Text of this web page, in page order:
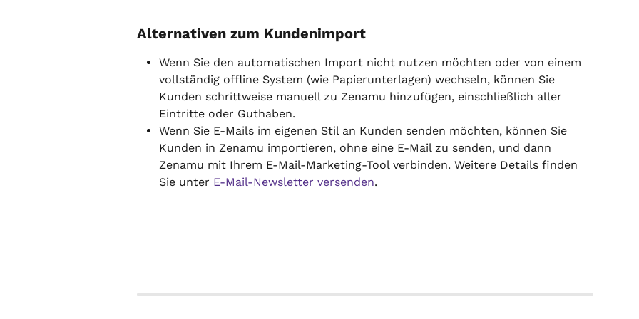
Alternativen zum Kundenimport
Wenn Sie den automatischen Import nicht nutzen möchten oder von einem
vollständig offline System (wie Papierunterlagen) wechseln, können Sie
Kunden schrittweise manuell zu Zenamu hinzufügen, einschließlich aller
Eintritte oder Guthaben.
Wenn Sie E-Mails im eigenen Stil an Kunden senden möchten, können Sie
Kunden in Zenamu importieren, ohne eine E-Mail zu senden, und dann
Zenamu mit Ihrem E-Mail-Marketing-Tool verbinden. Weitere Details finden
Sie unter E-Mail-Newsletter versenden.